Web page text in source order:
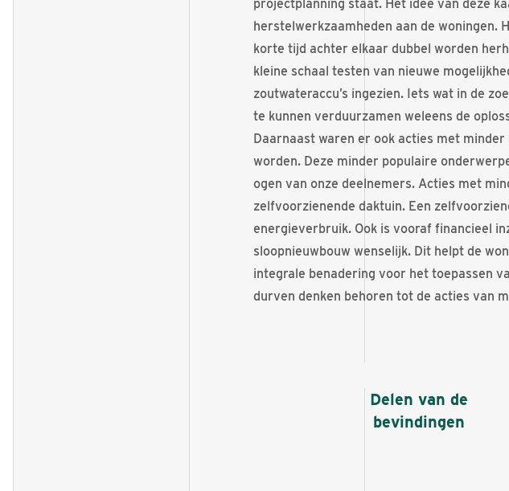
projectplanning staat. Het idee van deze
herstelwerkzaamheden aan de woningen.
korte tijd achter elkaar dubbel worden
kleine schaal testen van nieuwe
zoutwateraccu’s ingezien. Iets wat in de
te kunnen verduurzamen weleens de
Daarnaast waren er ook acties met
worden. Deze minder populaire
ogen van onze deelnemers. Acties met
zelfvoorzienende daktuin. Een
energieverbruik. Ook is vooraf financieel
sloopnieuwbouw wenselijk. Dit helpt de
integrale benadering voor het toepassen
durven denken behoren tot de acties van
Delen van de
bevindingen